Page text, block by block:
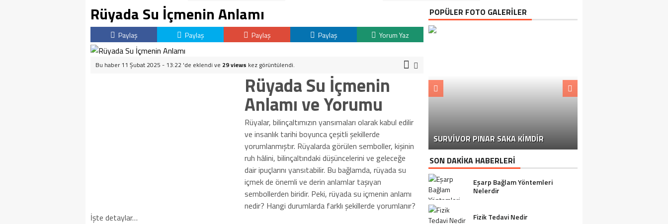
Rüyada Su İçmenin Anlamı
Paylaş Paylaş Paylaş Paylaş Yorum Yaz
Bu haber 11 Şubat 2025 - 13:22 'de eklendi ve 29 views kez görüntülendi.
Rüyada Su İçmenin
Anlamı ve Yorumu
Rüyalar, bilinçaltımızın yansımaları olarak kabul edilir
ve insanlık tarihi boyunca çeşitli şekillerde
yorumlanmıştır. Rüyalarda görülen semboller, kişinin
ruh hâlini, bilinçaltındaki düşüncelerini ve geleceğe
dair ipuçlarını yansıtabilir. Bu bağlamda, rüyada su
içmek de önemli ve derin anlamlar taşıyan
sembollerden biridir. Peki, rüyada su içmenin anlamı
nedir? Hangi durumlarda farklı şekillerde yorumlanır?
İşte detaylar…
POPÜLER FOTO GALERİLER
SURVIVOR PINAR SAKA KIMDIR
SON DAKİKA HABERLERİ
Eşarp Bağlam Yöntemleri
Nelerdir
Fizik Tedavi Nedir